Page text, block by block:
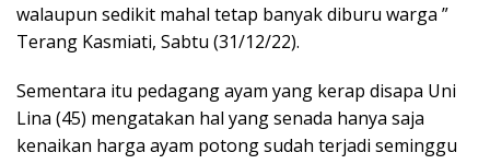
walaupun sedikit mahal tetap banyak diburu warga ”
Terang Kasmiati, Sabtu (31/12/22).
Sementara itu pedagang ayam yang kerap disapa Uni
Lina (45) mengatakan hal yang senada hanya saja
kenaikan harga ayam potong sudah terjadi seminggu